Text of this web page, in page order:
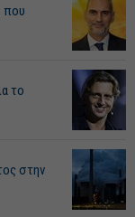
που
το
στην